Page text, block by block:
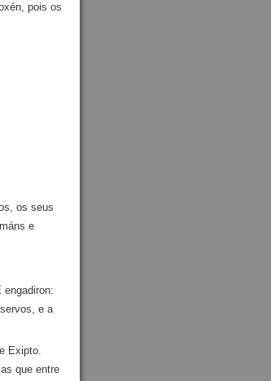
pois os
os seus
e
engadiron:
e a
Exipto.
que entre